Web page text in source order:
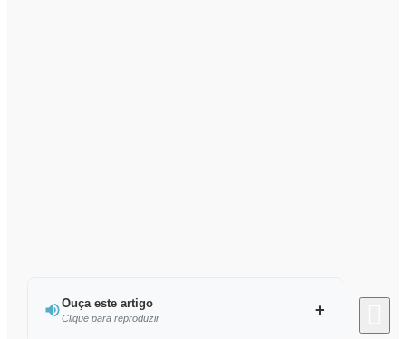
Ouça este artigo
Clique para reproduzir